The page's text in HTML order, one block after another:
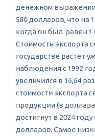
денежном выражении
580 долларов, что на
когда он был равен 1
Стоимость экспорта
государстве растет
наблюдения с 1992
увеличился в 16,64
стоимости экспорта
продукции (в
достигнут в 2024
долларов. Самое